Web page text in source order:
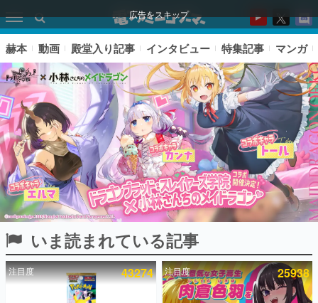
広告をスキップ
ピックアップ
電ファミのいま読まれている記事ランキング
赫本 動画 殿堂入り記事 インタビュー 特集記事 マンガ
いま読まれている記事
注目度 43274 注目度 25938